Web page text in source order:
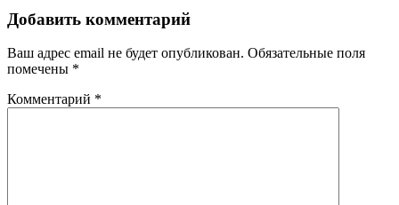
Добавить комментарий
Ваш адрес email не будет опубликован. Обязательные поля
помечены *
Комментарий *